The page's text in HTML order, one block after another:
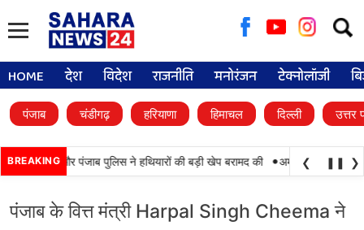
for:
HOME देश विदेश राजनीति मनोरंजन टेक्नोलॉजी
पंजाब चंडीगढ़ हरियाणा हिमाचल दिल्ली उत्तर
BREAKING
BSF और पंजाब पुलिस ने हथियारों की बड़ी खेप बरामद की • अमन अरोड़ा ने
❮ ❚❚ ❯
पंजाब के वित्त मंत्री Harpal Singh Cheema ने